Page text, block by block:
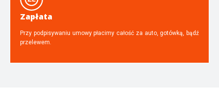
Zapłata
Przy podpisywaniu umowy płacimy całość za auto, gotówką, bądź
przelewem.